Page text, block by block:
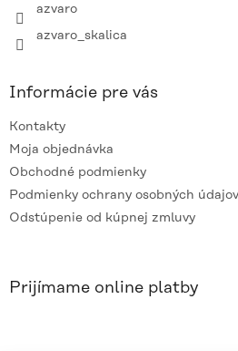
azvaro
azvaro_skalica
Informácie pre vás
Kontakty
Moja objednávka
Obchodné podmienky
Podmienky ochrany osobných údajov
Odstúpenie od kúpnej zmluvy
Prijímame online platby